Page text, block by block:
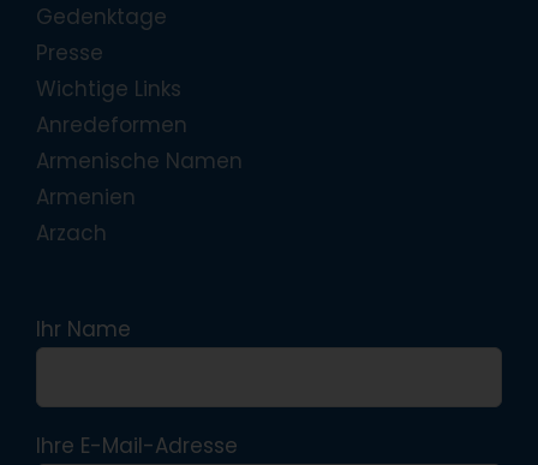
Gedenktage
Presse
Wichtige Links
Anredeformen
Armenische Namen
Armenien
Arzach
Ihr Name
Ihre E-Mail-Adresse